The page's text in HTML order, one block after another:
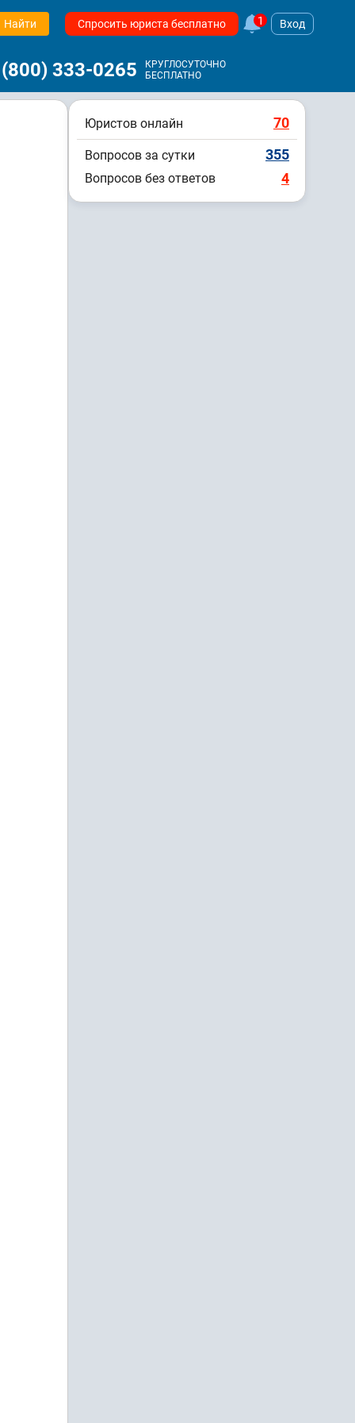
Найти Спросить юриста бесплатно 1 Вход
333-0265
КРУГЛОСУТОЧНО
БЕСПЛАТНО
Юристов онлайн 70
Вопросов за сутки 355
Вопросов без ответов 4